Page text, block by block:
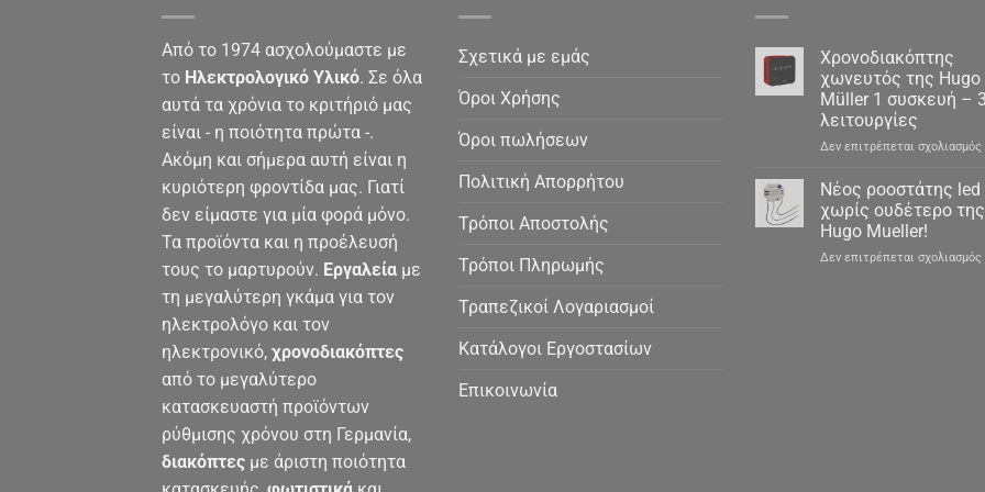
Από το 1974 ασχολούμαστε με
το Ηλεκτρολογικό Υλικό. Σε όλα
αυτά τα χρόνια το κριτήριό μας
είναι - η ποιότητα πρώτα -.
Ακόμη και σήμερα αυτή είναι η
κυριότερη φροντίδα μας. Γιατί
δεν είμαστε για μία φορά μόνο.
Τα προϊόντα και η προέλευσή
τους το μαρτυρούν. Εργαλεία με
τη μεγαλύτερη γκάμα για τον
ηλεκτρολόγο και τον
ηλεκτρονικό, χρονοδιακόπτες
από το μεγαλύτερο
κατασκευαστή προϊόντων
ρύθμισης χρόνου στη Γερμανία,
διακόπτες με άριστη ποιότητα
Σχετικά με εμάς
Όροι Χρήσης
Όροι πωλήσεων
Πολιτική Απορρήτου
Τρόποι Αποστολής
Τρόποι Πληρωμής
Τραπεζικοί Λογαριασμοί
Κατάλογοι Εργοστασίων
Επικοινωνία
Χρονοδιακόπτης
χωνευτός της Hugo
Müller 1 συσκευή – 3
λειτουργίες
Δεν επιτρέπεται σχολιασμός
1
Νέος ροοστάτης led
χωρίς ουδέτερο της
Hugo Mueller!
Δεν επιτρέπεται σχολιασμός